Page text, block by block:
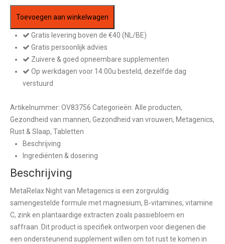
Toevoegen aan winkelwagen
Gratis levering boven de €40 (NL/BE)
Gratis persoonlijk advies
Zuivere & goed opneembare supplementen
Op werkdagen voor 14:00u besteld, dezelfde dag
verstuurd
Artikelnummer: OV83756 Categorieën: Alle producten,
Gezondheid van mannen, Gezondheid van vrouwen, Metagenics,
Rust & Slaap, Tabletten
Beschrijving
Ingrediënten & dosering
Beschrijving
MetaRelax Night van Metagenics is een zorgvuldig
samengestelde formule met magnesium, B-vitamines, vitamine
C, zink en plantaardige extracten zoals passiebloem en
saffraan. Dit product is specifiek ontworpen voor diegenen die
een ondersteunend supplement willen om tot rust te komen in